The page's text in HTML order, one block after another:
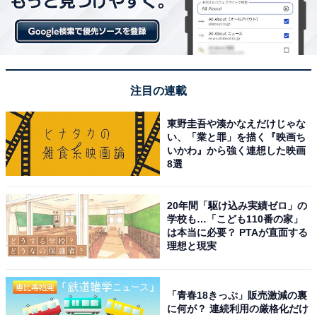
注目の連載
東野圭吾や湊かなえだけじゃな
い、「業と罪」を描く『映画ち
いかわ』から強く連想した映画
8選
20年間「駆け込み実績ゼロ」の
学校も…「こども110番の家」
は本当に必要？ PTAが直面する
理想と現実
「青春18きっぷ」販売激減の裏
に何が？ 連続利用の厳格化だけ